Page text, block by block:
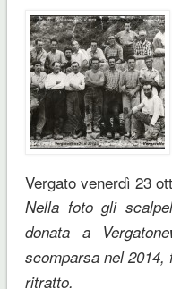
Vergato venerdì 23
Nella foto gli
donata a
scomparsa nel
ritratto.